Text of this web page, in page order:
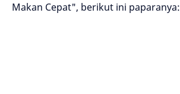
Makan Cepat", berikut ini paparanya: